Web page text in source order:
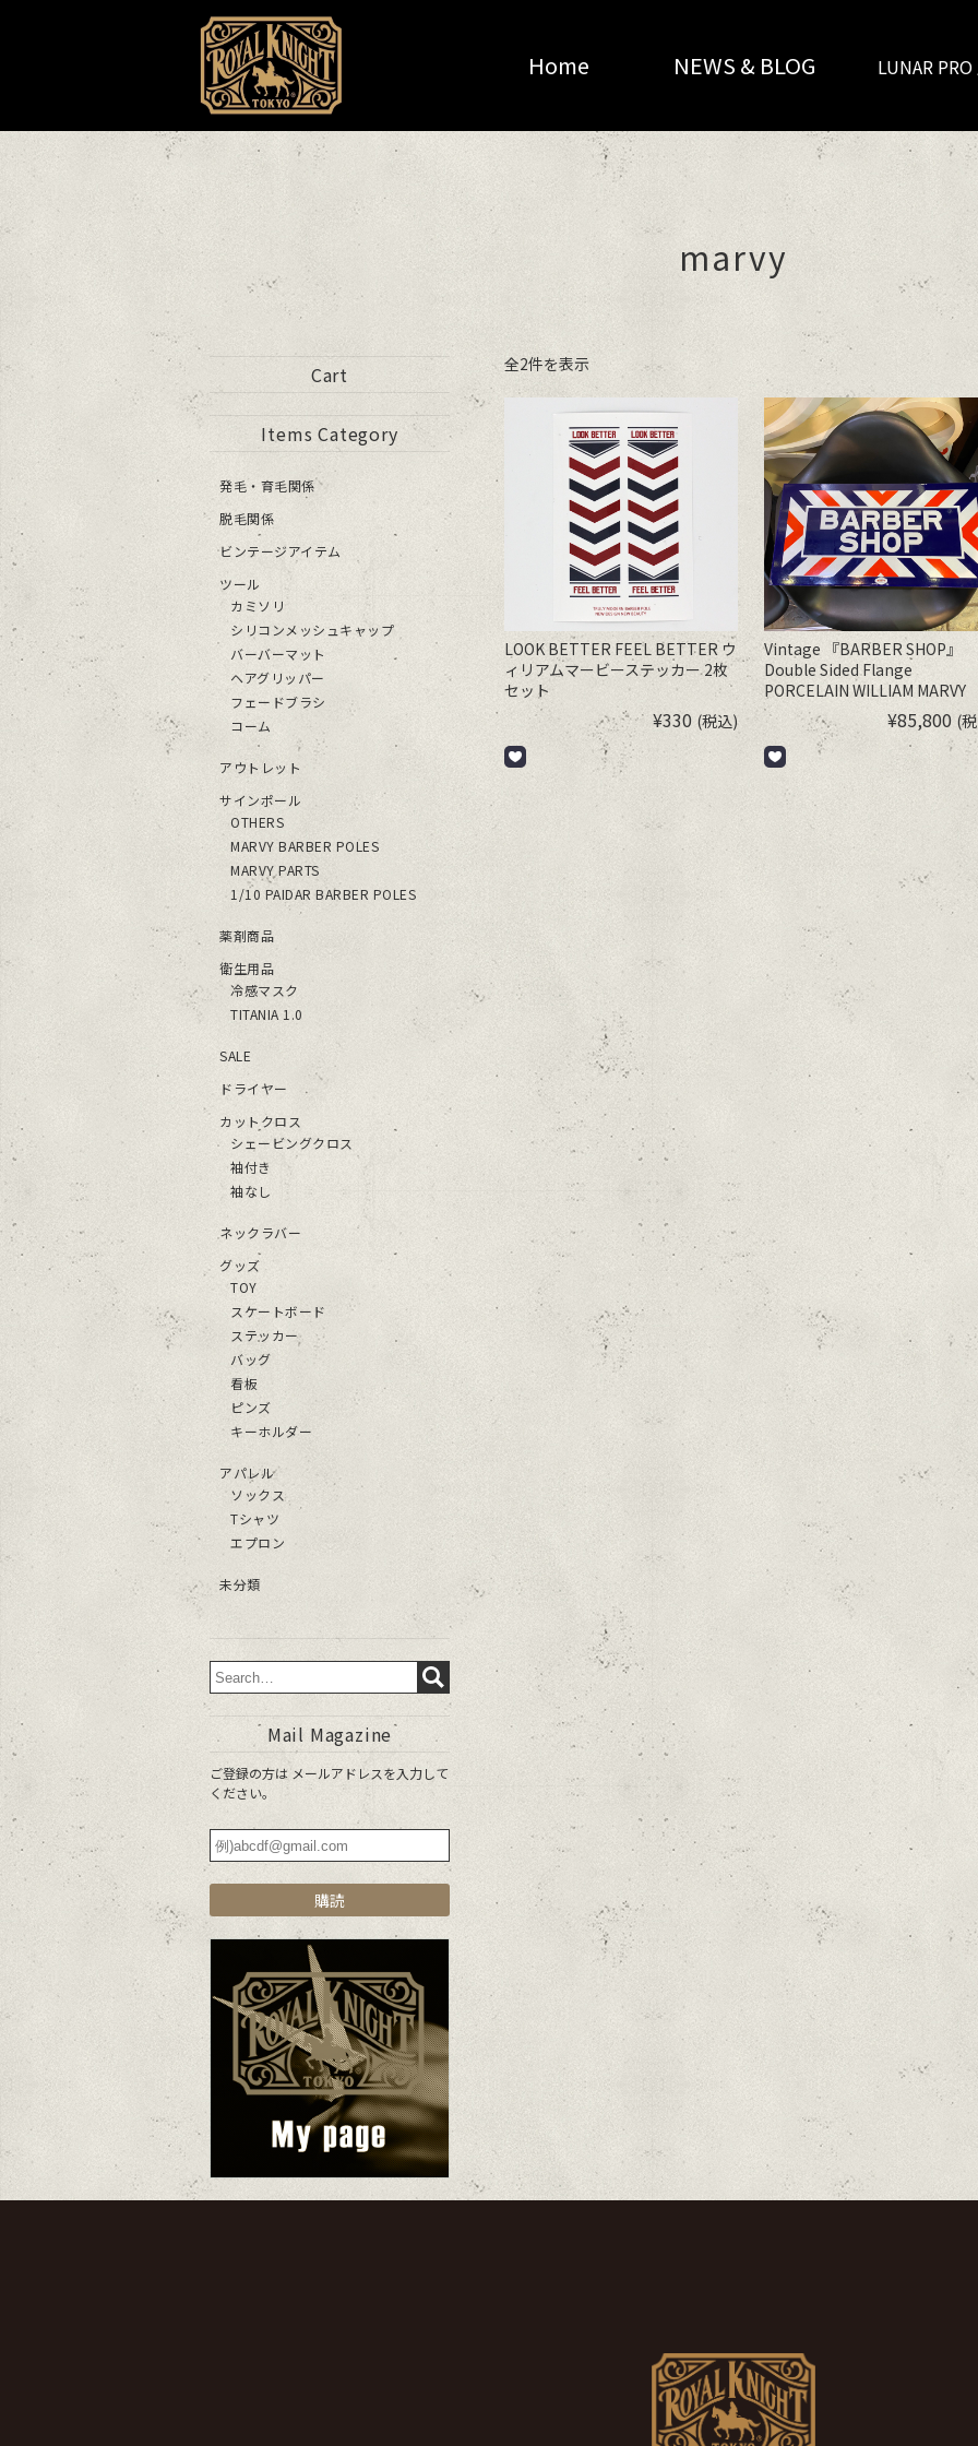
Home NEWS & BLOG LUNAR
marvy
全2件を表示
LOOK BETTER FEEL BETTER ウ
ィリアムマービーステッカー 2枚
セット
¥330 (税込)
Vintage 『BARBER SHOP』
Double Sided Flange
PORCELAIN WILLIAM MARVY
1224 ST PAUL 5 MN. 1960s
¥85,800 (
Cart
Items Category
発毛・育毛関係
脱毛関係
ビンテージアイテム
ツール
カミソリ
シリコンメッシュキャップ
バーバーマット
ヘアグリッパー
フェードブラシ
コーム
アウトレット
サインポール
OTHERS
MARVY BARBER POLES
MARVY PARTS
1/10 PAIDAR BARBER POLES
薬剤商品
衛生用品
冷感マスク
TITANIA 1.0
SALE
ドライヤー
カットクロス
シェービングクロス
袖付き
袖なし
ネックラバー
グッズ
TOY
スケートボード
ステッカー
バッグ
看板
ピンズ
キーホルダー
アパレル
ソックス
Tシャツ
エプロン
未分類
Mail Magazine
ご登録の方は メールアドレスを入力して
ください。